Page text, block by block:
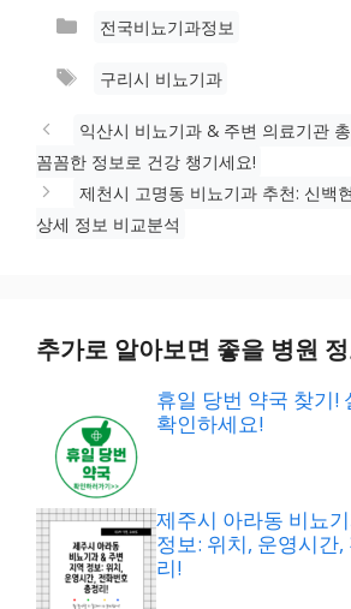
카
고
전국비뇨기과정보
태
구리시 비뇨기과
익산시 비뇨기과 & 주변 의료기관
꼼꼼한 정보로 건강 챙기세요!
제천시 고명동 비뇨기과 추천: 신백
상세 정보 비교분석
추가로 알아보면 좋을 병원
휴일 당번 약국 찾기!
확인하세요!
제주시 아라동 비뇨
정보: 위치, 운영시간
리!